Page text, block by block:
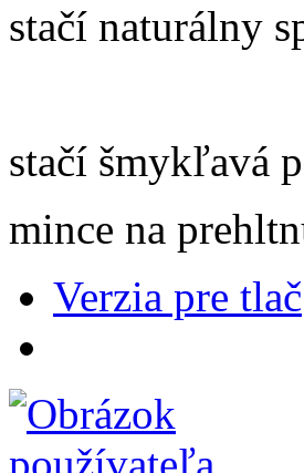
stačí naturálny
stačí šmykľavá
mince na
Verzia pre tlač